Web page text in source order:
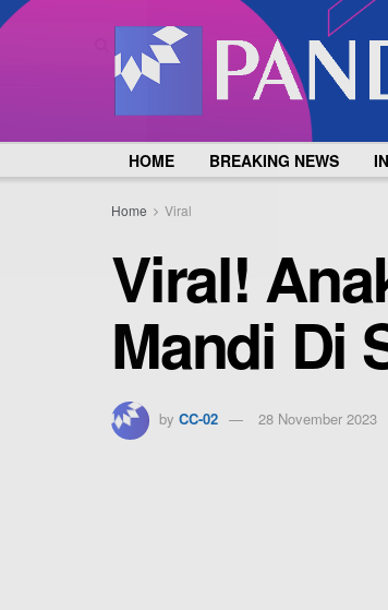
HOME BREAKING NEWS
Home Viral
Viral!
Mandi Di
by CC-02 28 November 2023